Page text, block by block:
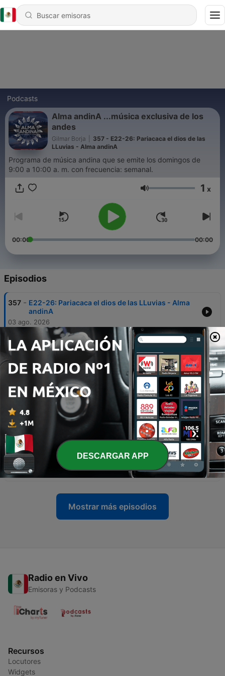
Podcasts
Alma andinA ...música exclusiva de los
andes
Gilmar Borja
357 - E22-26: Pariacaca el dios de las
LLuvias - Alma andinA
Programa de música andina que se emite los domingos de
9:00 a 10:00 a. m. con frecuencia: semanal.
Volumen 1 x
00:00 00:00
Episodios
357 - E22-26: Pariacaca el dios de las LLuvias - Alma
andinA
03 ago. 2026
356 -
E21-26: El Mito de WA-KON y los WILKAS - Alma
andinA.
27 jul. 2026
E20-26: El Oraculo de Pachacamac y su Vinculo
con el Inca Tupa Yupanqui
354 - E19-26: Las 5 Edades del mundo andino - Alma
andinA
14 jul. 2026
353 - E18-26: La Historia de los YAROS - Alma Andina
07 jul. 2026
Mostrar más episodios
Radio en Vivo
Emisoras y Podcasts
Recursos
Locutores
Widgets
DESCARGAR APP